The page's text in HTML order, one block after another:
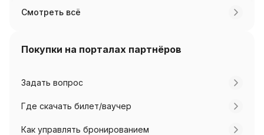
Смотреть всё
Покупки на порталах партнёров
Задать вопрос
Где скачать билет/ваучер
Как управлять бронированием